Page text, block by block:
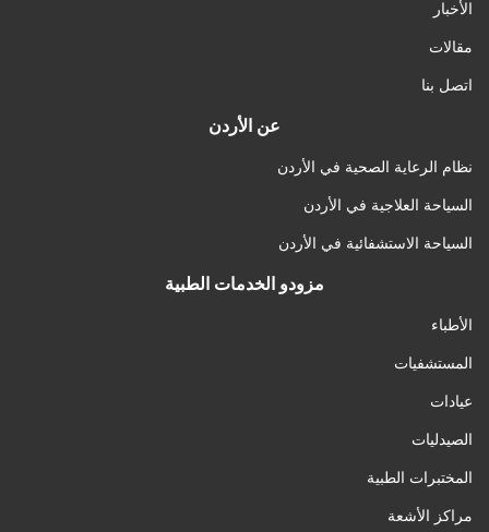
الأخبار
مقالات
اتصل بنا
عن الأردن
نظام الرعاية الصحية في الأردن
السياحة العلاجية في الأردن
السياحة الاستشفائية في الأردن
مزودو الخدمات الطبية
الأطباء
المستشفيات
عيادات
الصيدليات
المختبرات الطبية
مراكز الأشعة